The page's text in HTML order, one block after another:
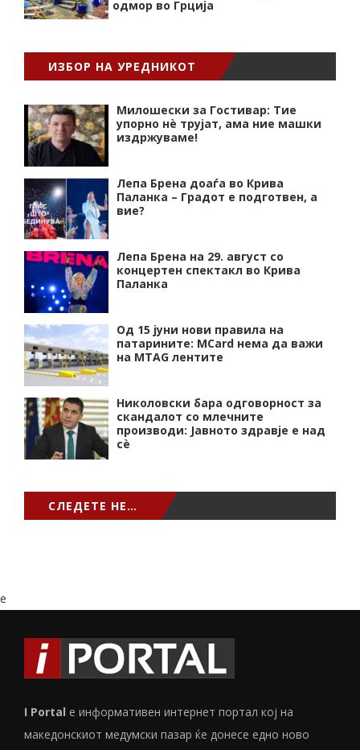
одмор во Грција
ИЗБОР НА УРЕДНИКОТ
Милошески за Гостивар: Тие
упорно нѐ трујат, ама ние машки
издржуваме!
Лепа Брена доаѓа во Крива
Паланка – Градот е подготвен, а
вие?
Лепа Брена на 29. август со
концертен спектакл во Крива
Паланка
Од 15 јуни нови правила на
патарините: MCard нема да важи
на MTAG лентите
Николовски бара одговорност за
скандалот со млечните
производи: Јавното здравје е над
сѐ
СЛЕДЕТЕ НЕ…
e
I Portal е информативен интернет портал кој на
македонскиот медумски пазар ќе донесе едно ново